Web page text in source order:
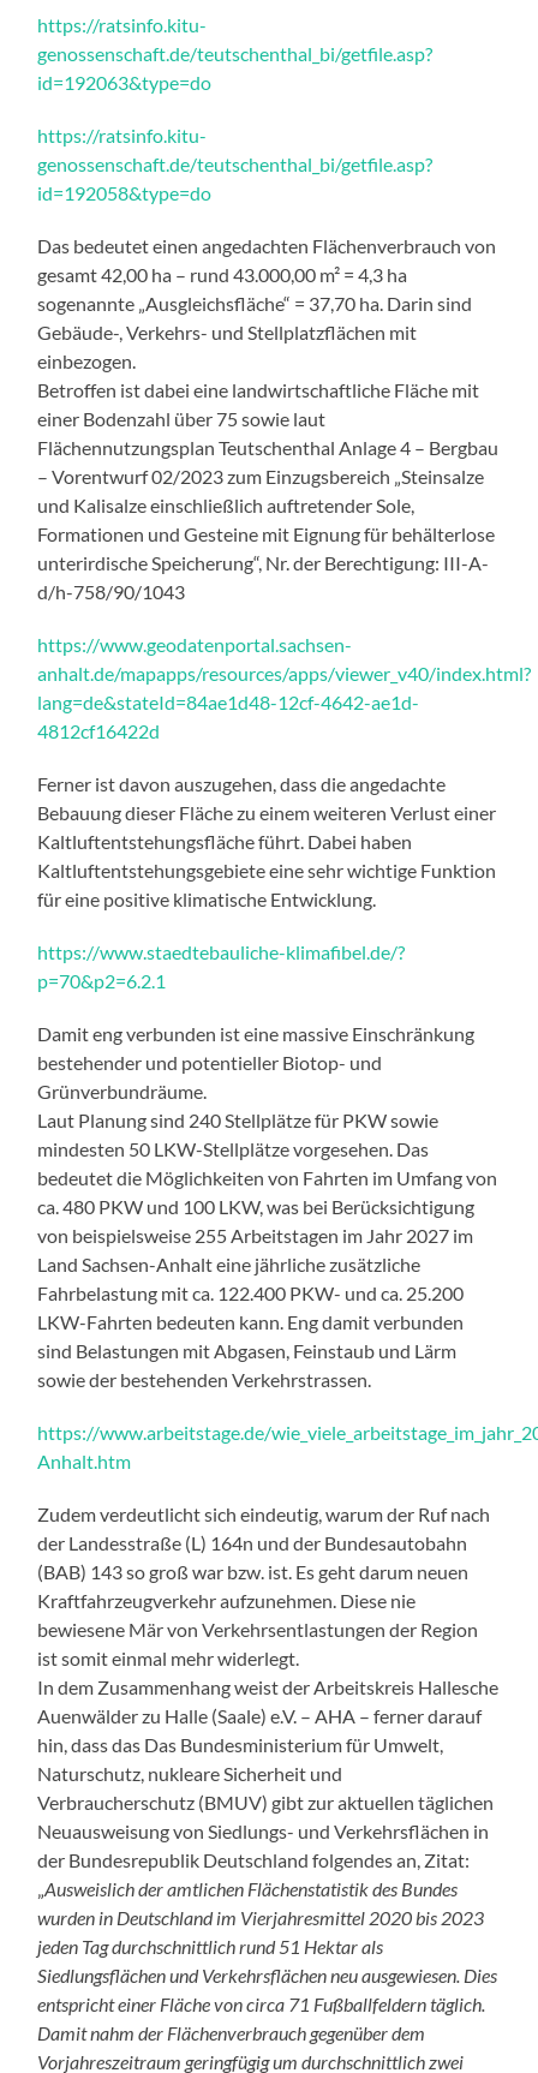
https://ratsinfo.kitu-
genossenschaft.de/teutschenthal_bi/getfile.asp?
id=192063&type=do
https://ratsinfo.kitu-
genossenschaft.de/teutschenthal_bi/getfile.asp?
id=192058&type=do
Das bedeutet einen angedachten Flächenverbrauch von
gesamt 42,00 ha – rund 43.000,00 m² = 4,3 ha
sogenannte „Ausgleichsfläche“ = 37,70 ha. Darin sind
Gebäude-, Verkehrs- und Stellplatzflächen mit
einbezogen.
Betroffen ist dabei eine landwirtschaftliche Fläche mit
einer Bodenzahl über 75 sowie laut
Flächennutzungsplan Teutschenthal Anlage 4 – Bergbau
– Vorentwurf 02/2023 zum Einzugsbereich „Steinsalze
und Kalisalze einschließlich auftretender Sole,
Formationen und Gesteine mit Eignung für behälterlose
unterirdische Speicherung“, Nr. der Berechtigung: III-A-
d/h-758/90/1043
https://www.geodatenportal.sachsen-
anhalt.de/mapapps/resources/apps/viewer_v40/index.html?
lang=de&stateId=84ae1d48-12cf-4642-ae1d-
4812cf16422d
Ferner ist davon auszugehen, dass die angedachte
Bebauung dieser Fläche zu einem weiteren Verlust einer
Kaltluftentstehungsfläche führt. Dabei haben
Kaltluftentstehungsgebiete eine sehr wichtige Funktion
für eine positive klimatische Entwicklung.
https://www.staedtebauliche-klimafibel.de/?
p=70&p2=6.2.1
Damit eng verbunden ist eine massive Einschränkung
bestehender und potentieller Biotop- und
Grünverbundräume.
Laut Planung sind 240 Stellplätze für PKW sowie
mindesten 50 LKW-Stellplätze vorgesehen. Das
bedeutet die Möglichkeiten von Fahrten im Umfang von
ca. 480 PKW und 100 LKW, was bei Berücksichtigung
von beispielsweise 255 Arbeitstagen im Jahr 2027 im
Land Sachsen-Anhalt eine jährliche zusätzliche
Fahrbelastung mit ca. 122.400 PKW- und ca. 25.200
LKW-Fahrten bedeuten kann. Eng damit verbunden
sind Belastungen mit Abgasen, Feinstaub und Lärm
sowie der bestehenden Verkehrstrassen.
https://www.arbeitstage.de/
Anhalt.htm
Zudem verdeutlicht sich eindeutig, warum der Ruf nach
der Landesstraße (L) 164n und der Bundesautobahn
(BAB) 143 so groß war bzw. ist. Es geht darum neuen
Kraftfahrzeugverkehr aufzunehmen. Diese nie
bewiesene Mär von Verkehrsentlastungen der Region
ist somit einmal mehr widerlegt.
In dem Zusammenhang weist der Arbeitskreis Hallesche
Auenwälder zu Halle (Saale) e.V. – AHA – ferner darauf
hin, dass das Das Bundesministerium für Umwelt,
Naturschutz, nukleare Sicherheit und
Verbraucherschutz (BMUV) gibt zur aktuellen täglichen
Neuausweisung von Siedlungs- und Verkehrsflächen in
der Bundesrepublik Deutschland folgendes an, Zitat:
„Ausweislich der amtlichen Flächenstatistik des Bundes
wurden in Deutschland im Vierjahresmittel 2020 bis 2023
jeden Tag durchschnittlich rund 51 Hektar als
Siedlungsflächen und Verkehrsflächen neu ausgewiesen. Dies
entspricht einer Fläche von circa 71 Fußballfeldern täglich.
Damit nahm der Flächenverbrauch gegenüber dem
Vorjahreszeitraum geringfügig um durchschnittlich zwei